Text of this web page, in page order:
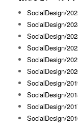
SocialDesign/
SocialDesign/
SocialDesign/
SocialDesign/
SocialDesign/
SocialDesign/
SocialDesign/
SocialDesign/
SocialDesign/
SocialDesign/